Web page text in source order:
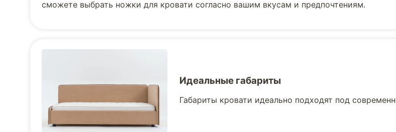
сможете выбрать ножки для кровати согласно вашим вкусам и предпочтениям.
Идеальные габариты
Габариты кровати идеально подходят под